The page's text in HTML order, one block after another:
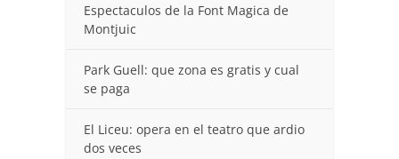
Espectaculos de la Font Magica de
Montjuic
Park Guell: que zona es gratis y cual
se paga
El Liceu: opera en el teatro que ardio
dos veces